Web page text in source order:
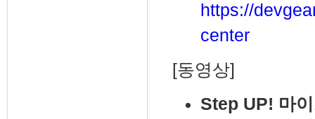
https://
center
[동영상]
Step UP! 마